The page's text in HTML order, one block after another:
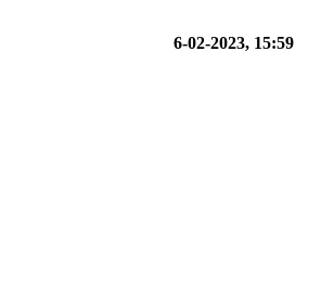
6-02-2023, 15:59